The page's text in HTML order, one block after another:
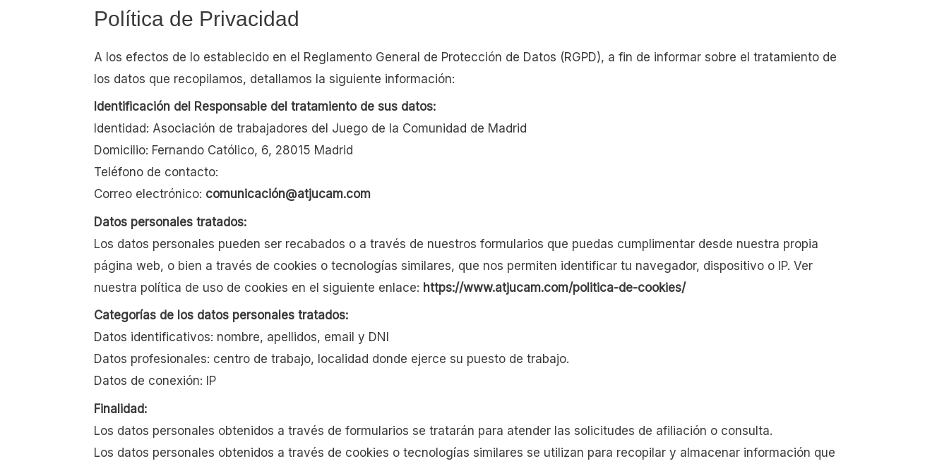
Política de Privacidad
A los efectos de lo establecido en el Reglamento General de Protección de Datos (RGPD), a fin de informar sobre el tratamiento de
los datos que recopilamos, detallamos la siguiente información:
Identificación del Responsable del tratamiento de sus datos:
Identidad: Asociación de trabajadores del Juego de la Comunidad de Madrid
Domicilio: Fernando Católico, 6, 28015 Madrid
Teléfono de contacto:
Correo electrónico: comunicación@atjucam.com
Datos personales tratados:
Los datos personales pueden ser recabados o a través de nuestros formularios que puedas cumplimentar desde nuestra propia
página web, o bien a través de cookies o tecnologías similares, que nos permiten identificar tu navegador, dispositivo o IP. Ver
nuestra política de uso de cookies en el siguiente enlace: https://www.atjucam.com/politica-de-cookies/
Categorías de los datos personales tratados:
Datos identificativos: nombre, apellidos, email y DNI
Datos profesionales: centro de trabajo, localidad donde ejerce su puesto de trabajo.
Datos de conexión: IP
Finalidad:
Los datos personales obtenidos a través de formularios se tratarán para atender las solicitudes de afiliación o consulta.
Los datos personales obtenidos a través de cookies o tecnologías similares se utilizan para recopilar y almacenar información que